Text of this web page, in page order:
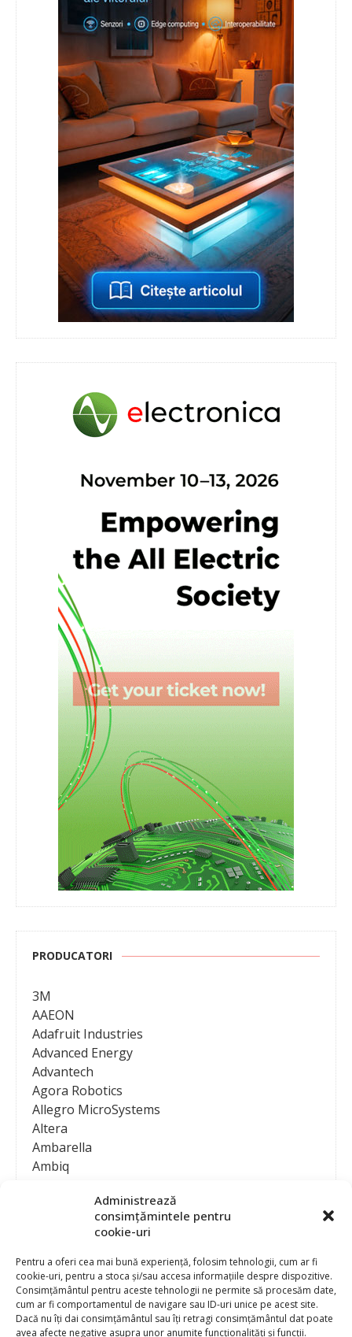
Administrează
consimțămintele pentru
cookie-uri
Pentru a oferi cea mai bună experiență, folosim tehnologii, cum ar fi
cookie-uri, pentru a stoca și/sau accesa informațiile despre dispozitive.
Consimțământul pentru aceste tehnologii ne permite să procesăm date,
cum ar fi comportamentul de navigare sau ID-uri unice pe acest site.
Dacă nu îți dai consimțământul sau îți retragi consimțământul dat poate
avea afecte negative asupra unor anumite funcționalități și funcții.
PRODUCATORI
3M
AAEON
Adafruit Industries
Advanced Energy
Advantech
Agora Robotics
Allegro MicroSystems
Altera
Ambarella
Ambiq
Analog Devices
Anritsu Corporation
Ansys
APS
Arduino
Arm